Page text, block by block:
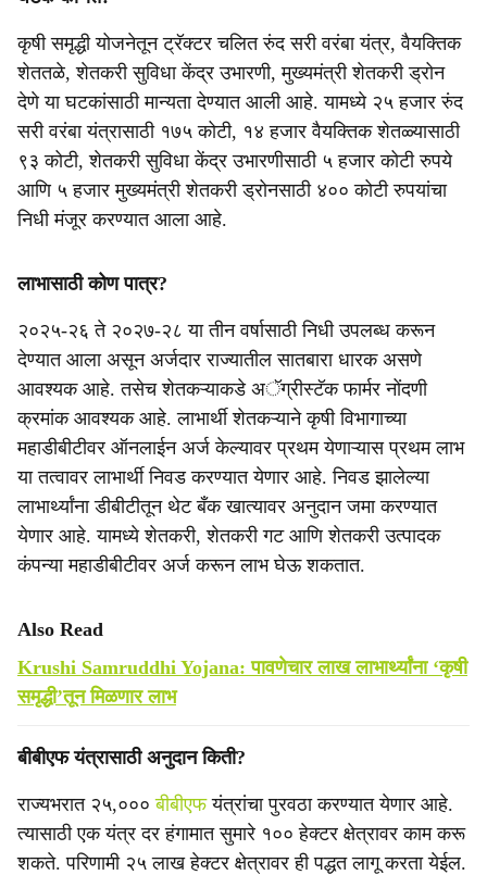
कृषी समृद्धी योजनेतून ट्रॅक्टर चलित रुंद सरी वरंबा यंत्र, वैयक्तिक
शेततळे, शेतकरी सुविधा केंद्र उभारणी, मुख्यमंत्री शेतकरी ड्रोन
देणे या घटकांसाठी मान्यता देण्यात आली आहे. यामध्ये २५ हजार रुंद
सरी वरंबा यंत्रासाठी १७५ कोटी, १४ हजार वैयक्तिक शेतळ्यासाठी
९३ कोटी, शेतकरी सुविधा केंद्र उभारणीसाठी ५ हजार कोटी रुपये
आणि ५ हजार मुख्यमंत्री शेतकरी ड्रोनसाठी ४०० कोटी रुपयांचा
निधी मंजूर करण्यात आला आहे.
लाभासाठी कोण पात्र?
२०२५-२६ ते २०२७-२८ या तीन वर्षासाठी निधी उपलब्ध करून
देण्यात आला असून अर्जदार राज्यातील सातबारा धारक असणे
आवश्यक आहे. तसेच शेतकऱ्याकडे अॅग्रीस्टॅक फार्मर नोंदणी
क्रमांक आवश्यक आहे. लाभार्थी शेतकऱ्याने कृषी विभागाच्या
महाडीबीटीवर ऑनलाईन अर्ज केल्यावर प्रथम येणाऱ्यास प्रथम लाभ
या तत्वावर लाभार्थी निवड करण्यात येणार आहे. निवड झालेल्या
लाभार्थ्यांना डीबीटीतून थेट बँक खात्यावर अनुदान जमा करण्यात
येणार आहे. यामध्ये शेतकरी, शेतकरी गट आणि शेतकरी उत्पादक
कंपन्या महाडीबीटीवर अर्ज करून लाभ घेऊ शकतात.
Also Read
Krushi Samruddhi Yojana: पावणेचार लाख लाभार्थ्यांना ‘कृषी
समृद्धी’तून मिळणार लाभ
बीबीएफ यंत्रासाठी अनुदान किती?
राज्यभरात २५,०००बीबीएफयंत्रांचा पुरवठा करण्यात येणार आहे.
त्यासाठी एक यंत्र दर हंगामात सुमारे १०० हेक्टर क्षेत्रावर काम करू
शकते. परिणामी २५ लाख हेक्टर क्षेत्रावर ही पद्धत लागू करता येईल.